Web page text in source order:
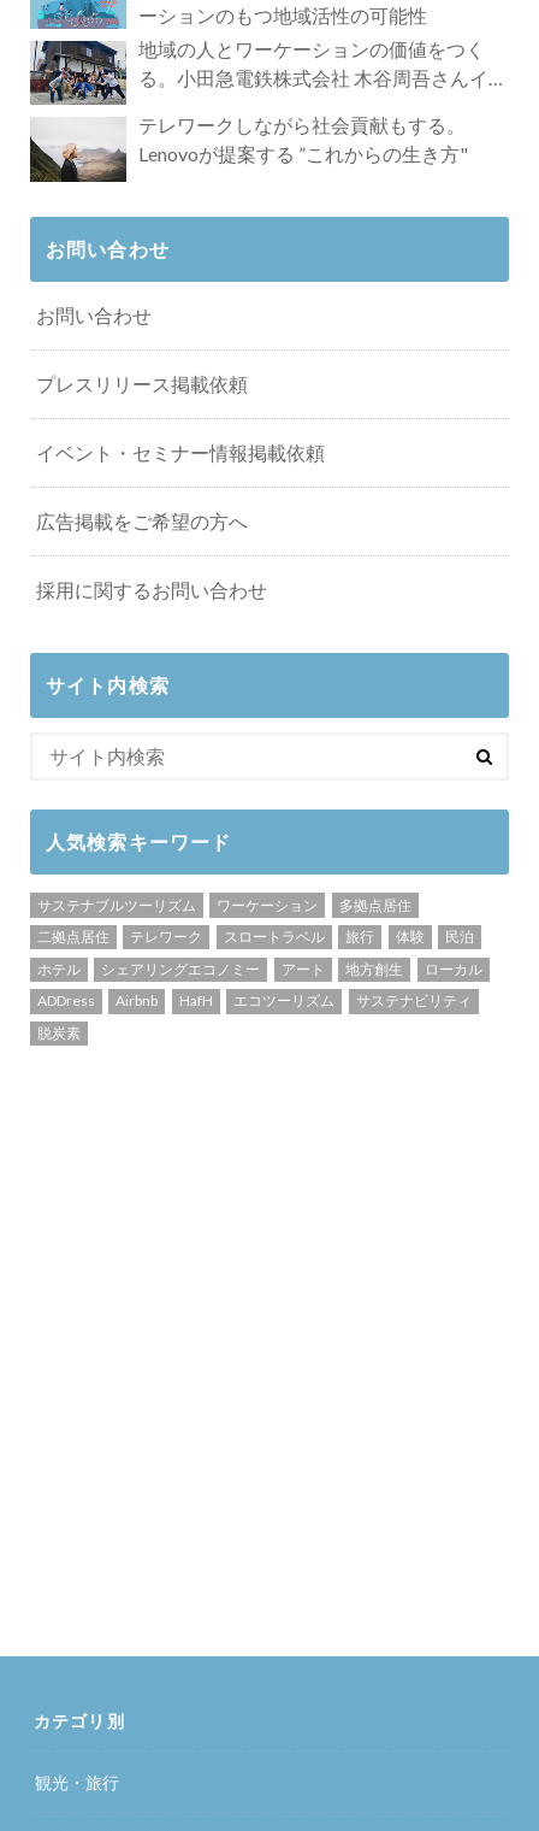
ーションのもつ地域活性の可能性
地域の人とワーケーションの価値をつく
る。小田急電鉄株式会社 木谷周吾さんイン
テレワークしながら社会貢献もする。
Lenovoが提案する ”これからの生き方"
お問い合わせ
お問い合わせ
プレスリリース掲載依頼
イベント・セミナー情報掲載依頼
広告掲載をご希望の方へ
採用に関するお問い合わせ
サイト内検索
人気検索キーワード
サステナブルツーリズム ワーケーション
多拠点居住
二拠点居住
テレワーク スロートラベル 旅行 体験
民泊
ホテル
シェアリングエコノミー アート 地方創生
ローカル
ADDress
Airbnb HafH エコツーリズム
サステナビリティ
脱炭素
カテゴリ別
観光・旅行